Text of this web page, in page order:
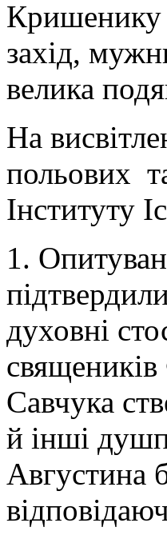
Кришенику
захід,
велика
На
польових
Інституту
1.
духовні
Савчука
й інші
Августина